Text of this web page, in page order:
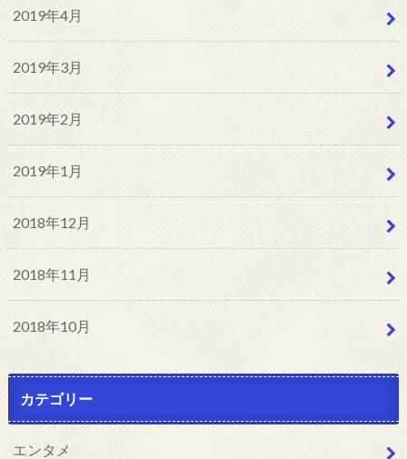
2019年4月
2019年3月
2019年2月
2019年1月
2018年12月
2018年11月
2018年10月
カテゴリー
エンタメ